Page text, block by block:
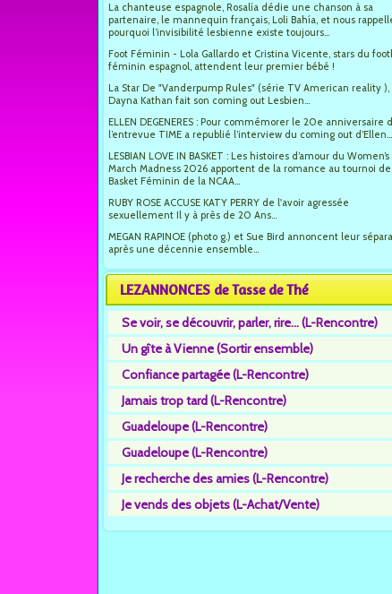
La chanteuse espagnole, Rosalía dédie une chanson à sa
partenaire, le mannequin français, Loli Bahía, et nous
pourquoi l’invisibilité lesbienne existe toujours...
Foot Féminin - Lola Gallardo et Cristina Vicente, stars du
féminin espagnol, attendent leur premier bébé !
La Star De "Vanderpump Rules" (série TV American reality ),
Dayna Kathan fait son coming out Lesbien...
ELLEN DEGENERES : Pour commémorer le 20e anniversaire
l’entrevue TIME a republié l’interview du coming out d’Ellen...
LESBIAN LOVE IN BASKET : Les histoires d’amour du Women’s
March Madness 2026 apportent de la romance au tournoi de
Basket Féminin de la NCAA...
RUBY ROSE ACCUSE KATY PERRY de l'avoir agressée
sexuellement Il y à près de 20 Ans...
MEGAN RAPINOE (photo g.) et Sue Bird annoncent leur
après une décennie ensemble...
LEZANNONCES de Tasse de Thé
Se voir, se découvrir, parler, rire... (L-Rencontre)
Un gîte à Vienne (Sortir ensemble)
Confiance partagée (L-Rencontre)
Jamais trop tard (L-Rencontre)
Guadeloupe (L-Rencontre)
Guadeloupe (L-Rencontre)
Je recherche des amies (L-Rencontre)
Je vends des objets (L-Achat/Vente)